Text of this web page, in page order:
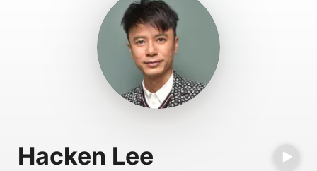
Install Apple Music
Hacken Lee